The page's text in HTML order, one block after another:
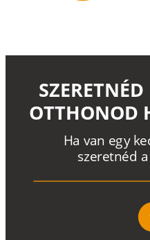
Ha van egy ke
szeretnéd a
OTTHONOD